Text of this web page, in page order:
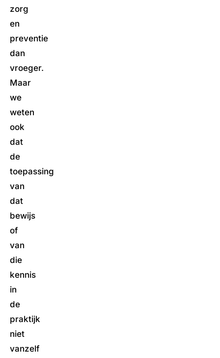
zorg
en
preventie
dan
vroeger.
Maar
we
weten
ook
dat
de
toepassing
van
dat
bewijs
of
van
die
kennis
in
de
praktijk
niet
vanzelf